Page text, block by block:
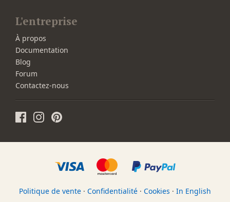
L'entreprise
À propos
Documentation
Blog
Forum
Contactez-nous
Politique de vente · Confidentialité · Cookies · In English